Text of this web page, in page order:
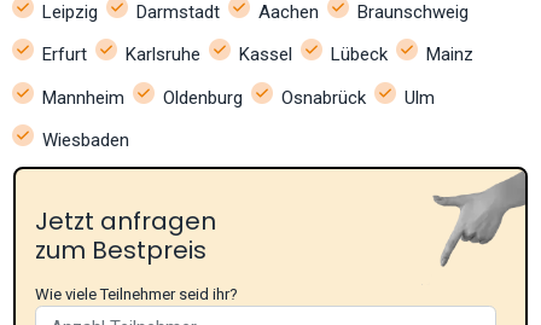
Leipzig
Darmstadt Aachen
Braunschweig
Erfurt
Karlsruhe Kassel Lübeck
Mainz
Mannheim
Oldenburg Osnabrück
Ulm
Wiesbaden
Jetzt anfragen
zum Bestpreis
Wie viele Teilnehmer seid ihr?